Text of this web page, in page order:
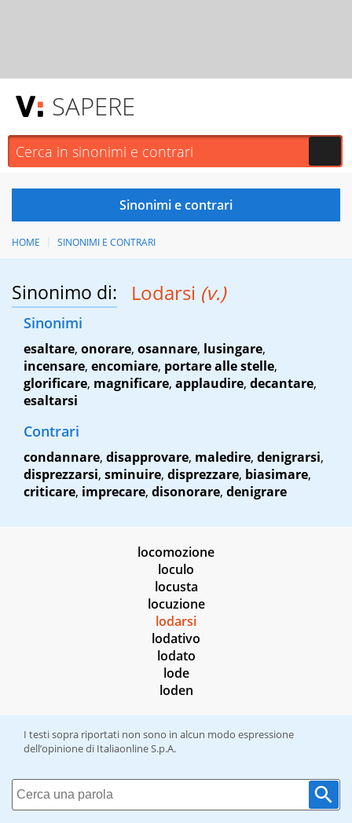
SAPERE
HOME SINONIMI E CONTRARI
Sinonimo di: Lodarsi (v.)
Sinonimi
esaltare, onorare, osannare, lusingare,
incensare, encomiare, portare alle stelle,
glorificare, magnificare, applaudire, decantare,
esaltarsi
Contrari
condannare, disapprovare, maledire, denigrarsi,
disprezzarsi, sminuire, disprezzare, biasimare,
criticare, imprecare, disonorare, denigrare
locomozione
loculo
locusta
locuzione
lodarsi
lodativo
lodato
lode
loden
I testi sopra riportati non sono in alcun modo espressione
dell’opinione di Italiaonline S.p.A.